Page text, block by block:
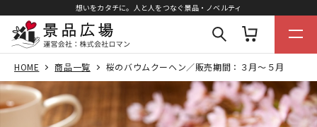
想いをカタチに。人と人をつなぐ景品・ノベルティ
HOME 商品一覧 桜のバウムクーヘン／販売期間：３月～５月